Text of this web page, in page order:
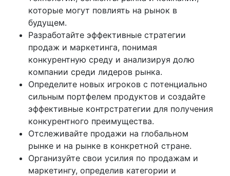
которые могут повлиять на рынок в
будущем.
Разработайте эффективные стратегии
продаж и маркетинга, понимая
конкурентную среду и анализируя долю
компании среди лидеров рынка.
Определите новых игроков с потенциально
сильным портфелем продуктов и создайте
эффективные контрстратегии для получения
конкурентного преимущества.
Отслеживайте продажи на глобальном
рынке и на рынке в конкретной стране.
Организуйте свои усилия по продажам и
маркетингу, определив категории и